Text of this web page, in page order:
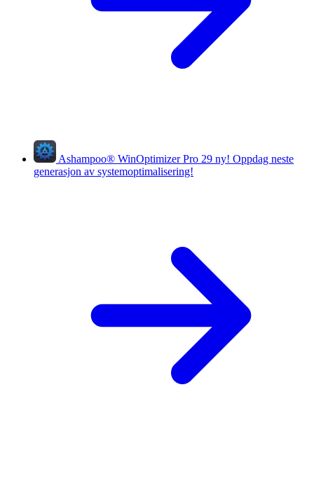
Ashampoo® WinOptimizer Pro 29 ny! Oppdag neste
generasjon av systemoptimalisering!